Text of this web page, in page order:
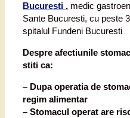
Bucuresti , medic
Sante Bucuresti, cu peste
spitalul Fundeni Bucuresti
Despre afectiunile
stiti ca:
– Dupa operatia de
regim alimentar
– Stomacul operat are